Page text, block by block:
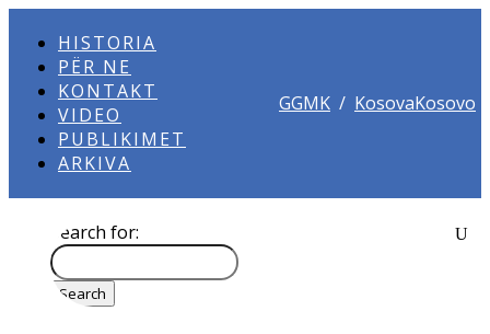
HISTORIA
PËR NE
KONTAKT
VIDEO
PUBLIKIMET
ARKIVA
GGMK / KosovaKosovo
Search for: